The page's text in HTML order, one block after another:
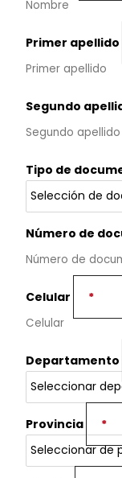
Primer apellido
Segundo
Tipo de
Número de
Celular *
Departamento
Provincia *